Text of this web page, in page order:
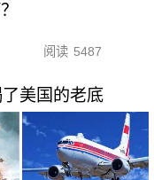
阅读 5487
美国的老底